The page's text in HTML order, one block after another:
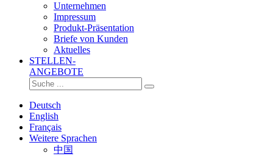
Unternehmen
Impressum
Produkt-Präsentation
Briefe von Kunden
Aktuelles
STELLEN-
ANGEBOTE
Deutsch
English
Français
Weitere Sprachen
中国